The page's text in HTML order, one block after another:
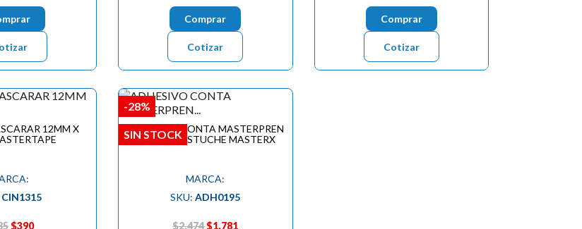
Comprar
Cotizar
Comprar
Cotizar
12MM X
CIN1315
$390
ADHESIVO CONTA MASTERPREN
60 120CC ESTUCHE MASTERX
MARCA:
SKU:ADH0195
$2.474$1.781
-28%
SIN STOCK